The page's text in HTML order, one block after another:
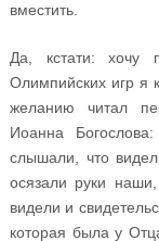
вместить.
Да, кстати: хочу
Олимпийских игр я
желанию читал
Иоанна
слышали, что
осязали руки
видели и
которая была у